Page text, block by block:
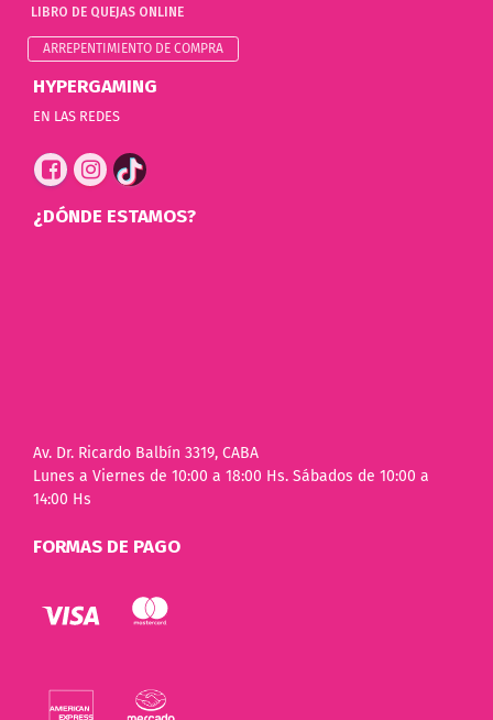
LIBRO DE QUEJAS ONLINE
ARREPENTIMIENTO DE COMPRA
HYPERGAMING
EN LAS REDES
¿DÓNDE ESTAMOS?
Av. Dr. Ricardo Balbín 3319, CABA
Lunes a Viernes de 10:00 a 18:00 Hs. Sábados de 10:00 a
14:00 Hs
FORMAS DE PAGO